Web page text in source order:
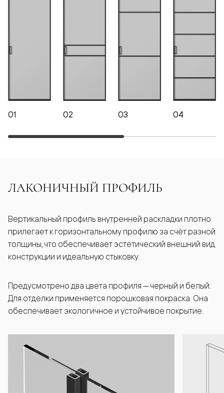
01 02 03 04
ЛАКОНИЧНЫЙ ПРОФИЛЬ
Вертикальный профиль внутренней раскладки плотно
прилегает к горизонтальному профилю за счёт разной
толщины, что обеспечивает эстетический внешний вид
конструкции и идеальную стыковку.
Предусмотрено два цвета профиля — черный и белый.
Для отделки применяется порошковая покраска. Она
обеспечивает экологичное и устойчивое покрытие.